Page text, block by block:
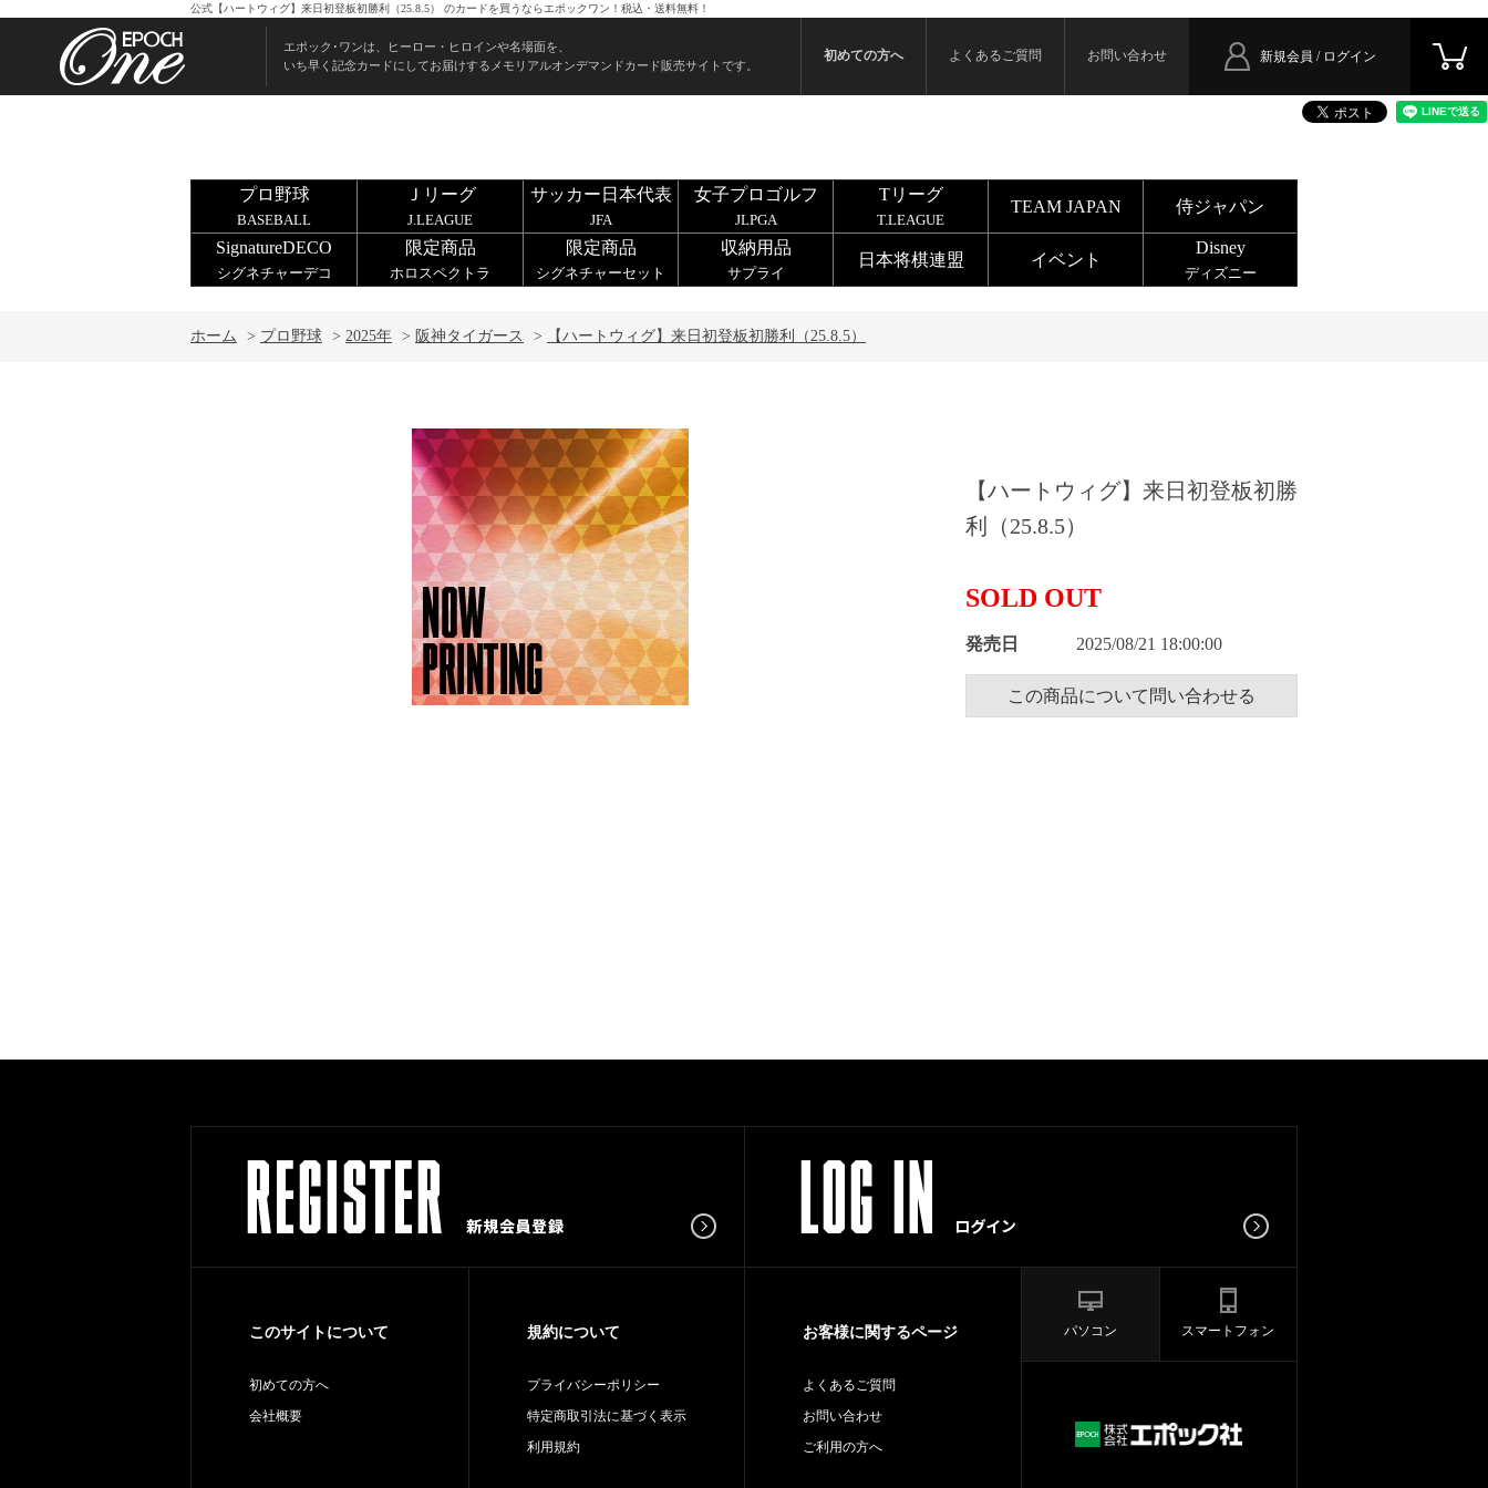
公式【ハートウィグ】来日初登板初勝利（25.8.5） のカードを買うならエポックワン！税込・送料無料！
エポック･ワンは、ヒーロー・ヒロインや名場面を、
いち早く記念カードにしてお届けするメモリアルオンデマンドカード販売サイトです。
新規会員 / ログイン
初めての方へ よくあるご質問 お問い合わせ
プロ野球
BASEBALL
Ｊリーグ
J.LEAGUE
サッカー日本代表
JFA
女子プロゴルフ
JLPGA
Tリーグ
T.LEAGUE
TEAM JAPAN 侍ジャパン
SignatureDECO
シグネチャーデコ
限定商品
ホロスペクトラ
限定商品
シグネチャーセット
収納用品
サプライ
日本将棋連盟 イベント
Disney
ディズニー
ホーム > プロ野球 > 2025年 > 阪神タイガース > 【ハートウィグ】来日初登板初勝利（25.8.5）
【ハートウィグ】来日初登板初勝
利（25.8.5）
SOLD OUT
発売日 2025/08/21 18:00:00
この商品について問い合わせる
このサイトについて
初めての方へ
会社概要
規約について
プライバシーポリシー
特定商取引法に基づく表示
利用規約
お客様に関するページ
よくあるご質問
お問い合わせ
ご利用の方へ
パソコン スマートフォン